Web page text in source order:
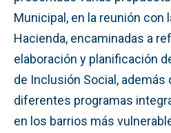
Municipal, en la reunión con
Hacienda, encaminadas a
elaboración y planificación
de Inclusión Social, además
diferentes programas
en los barrios más